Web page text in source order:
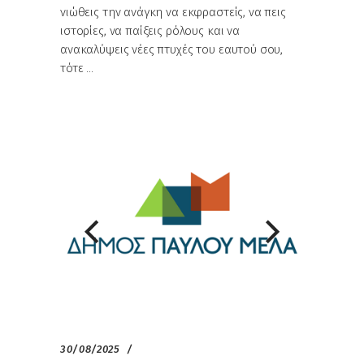
νιώθεις την ανάγκη να εκφραστείς, να πεις
ιστορίες, να παίξεις ρόλους και να
ανακαλύψεις νέες πτυχές του εαυτού σου,
τότε
30/08/2025